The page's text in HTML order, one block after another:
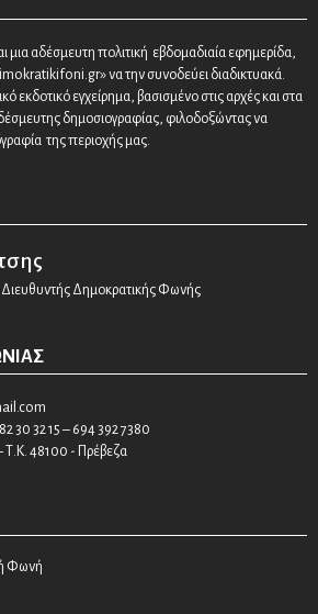
μια αδέσμευτη πολιτική εβδομαδιαία εφημερίδα,
να την συνοδεύει διαδικτυακά.
εκδοτικό εγχείρημα, βασισμένο στις αρχές και στα
δημοσιογραφίας, φιλοδοξώντας να
της περιοχής μας.
Δημοκρατικής Φωνής
30 32 15 – 694 392 7380
Τ.Κ. 48100 - Πρέβεζα
Φωνή